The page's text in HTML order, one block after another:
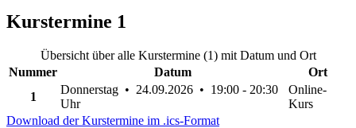
Kurstermine 1
Übersicht über alle Kurstermine (1) mit Datum und Ort
Nummer
Datum
Ort
1
Donnerstag • 24.09.2026 • 19:00 - 20:30
Uhr
Online-
Kurs
Download der Kurstermine im .ics-Format